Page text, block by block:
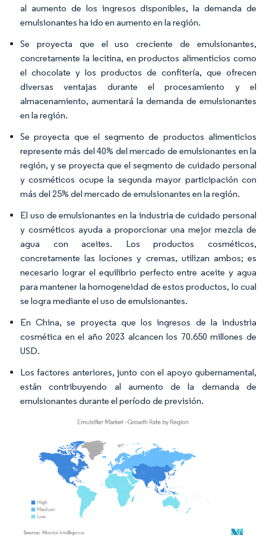
al aumento de los ingresos disponibles, la demanda de
emulsionantes ha ido en aumento en la región.
Se proyecta que el uso creciente de emulsionantes,
concretamente la lecitina, en productos alimenticios como
el chocolate y los productos de confitería, que ofrecen
diversas ventajas durante el procesamiento y el
almacenamiento, aumentará la demanda de emulsionantes
en la región.
Se proyecta que el segmento de productos alimenticios
represente más del 40% del mercado de emulsionantes en la
región, y se proyecta que el segmento de cuidado personal
y cosméticos ocupe la segunda mayor participación con
más del 25% del mercado de emulsionantes en la región.
El uso de emulsionantes en la industria de cuidado personal
y cosméticos ayuda a proporcionar una mejor mezcla de
agua con aceites. Los productos cosméticos,
concretamente las lociones y cremas, utilizan ambos; es
necesario lograr el equilibrio perfecto entre aceite y agua
para mantener la homogeneidad de estos productos, lo cual
se logra mediante el uso de emulsionantes.
En China, se proyecta que los ingresos de la industria
cosmética en el año 2023 alcancen los 70.650 millones de
USD.
Los factores anteriores, junto con el apoyo gubernamental,
están contribuyendo al aumento de la demanda de
emulsionantes durante el período de previsión.